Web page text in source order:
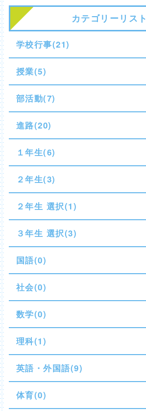
カテゴリーリスト
学校行事(21)
授業(5)
部活動(7)
進路(20)
１年生(6)
２年生(3)
２年生 選択(1)
３年生 選択(3)
国語(0)
社会(0)
数学(0)
理科(1)
英語・外国語(9)
体育(0)